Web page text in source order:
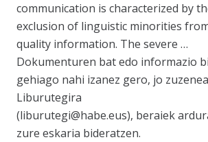
communication is characterized by
exclusion of linguistic minorities
quality information. The severe …
Dokumenturen bat edo informazio
gehiago nahi izanez gero, jo
Liburutegira
(liburutegi@habe.eus), beraiek
zure eskaria bideratzen.